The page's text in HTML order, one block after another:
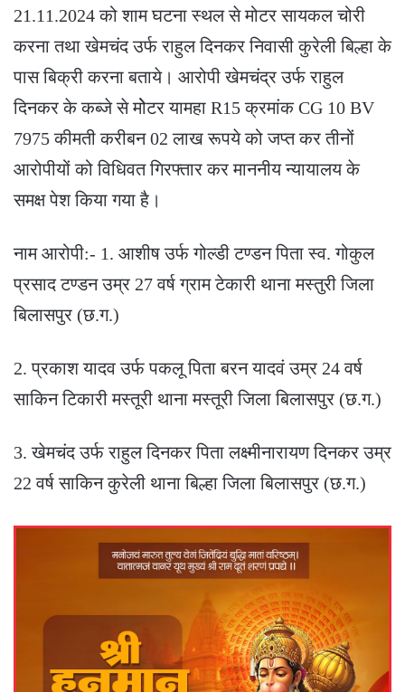
21.11.2024 को शाम घटना स्थल से मोटर सायकल चोरी
करना तथा खेमचंद उर्फ राहुल दिनकर निवासी कुरेली बिल्हा के
पास बिक्री करना बताये। आरोपी खेमचंद्र उर्फ राहुल
दिनकर के कब्जे से मोेटर यामहा R15 क्रमांक CG 10 BV
7975 कीमती करीबन 02 लाख रूपये को जप्त कर तीनों
आरोपीयों को विधिवत गिरफ्तार कर माननीय न्यायालय के
समक्ष पेश किया गया है।
नाम आरोपी:- 1. आशीष उर्फ गोल्डी टण्डन पिता स्व. गोकुल
प्रसाद टण्डन उम्र 27 वर्ष ग्राम टेकारी थाना मस्तुरी जिला
बिलासपुर (छ.ग.)
2. प्रकाश यादव उर्फ पकलू पिता बरन यादवं उम्र 24 वर्ष
साकिन टिकारी मस्तूरी थाना मस्तूरी जिला बिलासपुर (छ.ग.)
3. खेमचंद उर्फ राहुल दिनकर पिता लक्ष्मीनारायण दिनकर उम्र
22 वर्ष साकिन कुरेली थाना बिल्हा जिला बिलासपुर (छ.ग.)